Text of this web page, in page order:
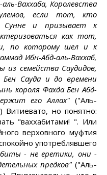
Ваххаба, Королевства
если тот, кто
и призывает к
как тот,
по которому шел и к
Ибн-Абд-аль-Ваххаб,
семейства Саудидов,
Сауда и до времени
короля Фахда Бен Абд-
его Аллах"("Аль-
но понятно:
"ваххабитами! ". Или
верховного муфтия
употреблявшего
- не еретики, они -
предков" ("Аль-